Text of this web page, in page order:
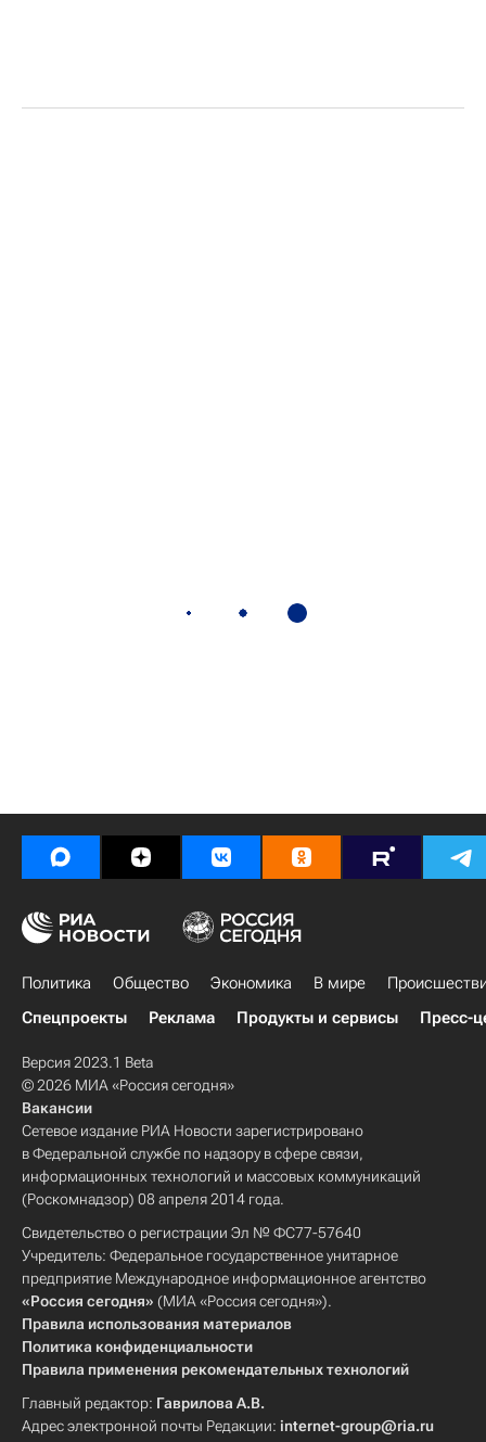
Политика Общество Экономика В мире
Спецпроекты
Реклама Продукты и сервисы Пресс-
Версия 2023.1 Beta
© 2026 МИА «Россия сегодня»
Вакансии
Сетевое издание РИА Новости зарегистрировано
в Федеральной службе по надзору в сфере связи,
информационных технологий и массовых коммуникаций
(Роскомнадзор) 08 апреля 2014 года.
Свидетельство о регистрации Эл № ФС77-57640
Учредитель: Федеральное государственное унитарное
предприятие Международное информационное агентство
«Россия сегодня» (МИА «Россия сегодня»).
Правила использования материалов
Политика конфиденциальности
Правила применения рекомендательных технологий
Главный редактор: Гаврилова А.В.
Адрес электронной почты Редакции: internet-group@ria.ru